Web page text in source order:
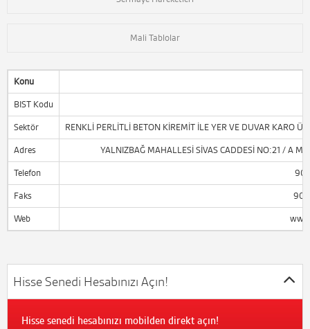
Mali Tablolar
Konu
BIST Kodu
Sektör RENKLİ PERLİTLİ BETON KİREMİT İLE YER VE DUVAR KARO
Adres YALNIZBAĞ MAHALLESİ SİVAS CADDESİ NO:21 / A
Telefon 90
Faks 90
Web
Hisse Senedi Hesabınızı Açın!
Hisse senedi hesabınızı mobilden direkt açın!